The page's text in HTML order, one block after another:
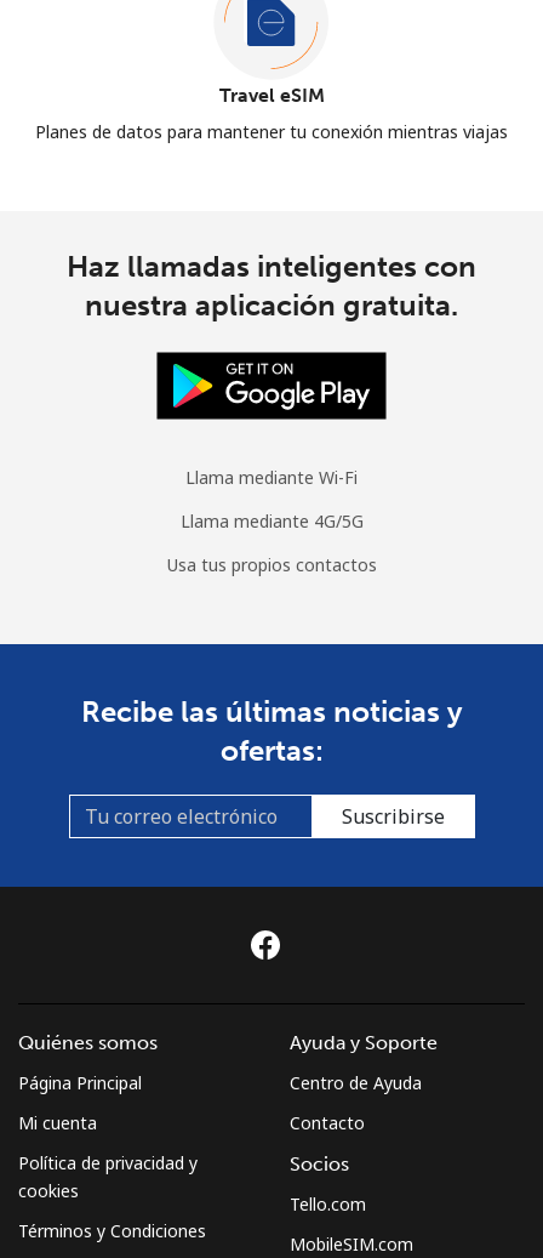
Travel eSIM
Planes de datos para mantener tu conexión mientras viajas
Haz llamadas inteligentes con
nuestra aplicación gratuita.
Llama mediante Wi-Fi
Llama mediante 4G/5G
Usa tus propios contactos
Recibe las últimas noticias y
ofertas:
Suscribirse
Quiénes somos
Página Principal
Mi cuenta
Política de privacidad y
cookies
Términos y Condiciones
Ayuda y Soporte
Centro de Ayuda
Contacto
Socios
Tello.com
MobileSIM.com